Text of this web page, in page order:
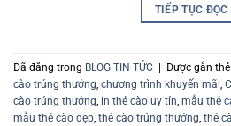
TIẾP TỤC ĐỌC
Đã đăng trong BLOG TIN TỨC Được gắn thẻ
cào trúng thưởng, chương trình khuyến mãi,
cào trúng thưởng, in thẻ cào uy tín, mẫu thẻ
mẫu thẻ cào đẹp, thẻ cào trúng thưởng, thẻ